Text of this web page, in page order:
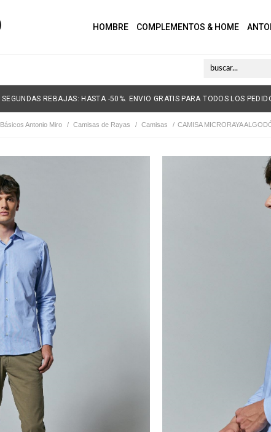
HOMBRE COMPLEMENTOS & HOME
SEGUNDAS REBAJAS: HASTA -50%. ENVIO GRATIS PARA TODOS LOS
Básicos Antonio Miro / Camisas de Rayas / Camisas / CAMISA MICRORAYA